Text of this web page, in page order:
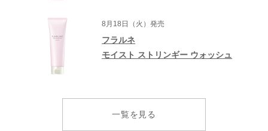
8月18日（火）発売
フラルネ
モイスト ストリンギー ウォッシュ
一覧を見る